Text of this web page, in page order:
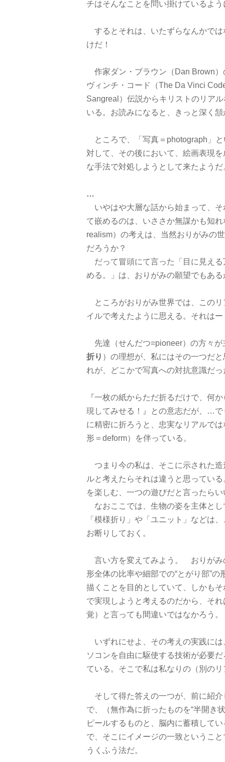
チはそんなことを問い掛けているよ
するとそれは、いたずらなんかで
けだ！
作家ダン・ブラウン（Dan Brown
ヴィンチ・コード（The Da Vinci
Sangreal）伝説からキリストのリア
いる。お読みになると、きっと深く
ところで、「写真＝photograph」
対して、その後において、絵画表現
な手法で対処しようとして来たようだ
…
いやはや大層な話から始まって、
て嵌めるのは、いささか無謀かも知
realism）の考えは、当然おりがみの
だろうか？
だって冒頭にて言った「目に見え
める。」は、おりがみの願望でもあ
ところがおりがみ世界では、この
イルで考えたように思える。それはー
先達（せんだつ=pioneer）の方々が
折り ）の理想が、私にはその一つだ
れが、どこかで写真への対抗意識だ
『一枚の紙からただ折るだけで、何
現してみせる！』との意志だが、…
に精密に折ろうと、忠実なリアルで
形＝deform）を伴っている。
つまり今の私は、そこに示された
ルと考えたらそれは違うと思ってい
を楽しむ、一つの遊びだと言ったら
なおここでは、生物の姿を主体と
「模様折り」や「ユニット」などは
お断りしておく。
言い方を変えてみよう。 おりがみ
形全体の比率や細部での“とがり部”
描くことを目的としていて、しかも
で実現しようと考えるのだから、そ
覚）と言っても間違いではなかろう。
いずれにせよ、その考えの実践に
ソコンを自由に駆使する技術が必要
ている。そこで私は私なりの（別の
そして得た答えの一つが、前に紹
で、（無作為に折ったものを“半開き
ピールするものと、脳内に蓄積して
で、そこにイメージの一致というこ
うくふう法だ。